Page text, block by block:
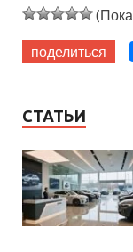
поделиться
СТАТЬИ